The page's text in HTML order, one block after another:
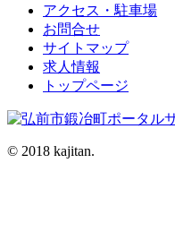
アクセス・駐車場
お問合せ
サイトマップ
求人情報
トップページ
© 2018 kajitan.